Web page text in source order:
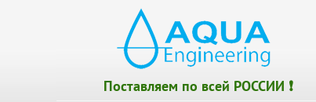
Поставляем по всей РОССИИ ❗